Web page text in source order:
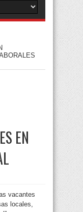
EN
vacantes
locales,